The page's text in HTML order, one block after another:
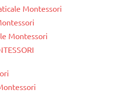
Montessori
Montessori